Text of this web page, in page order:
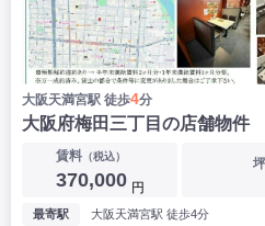
大阪天満宮駅 徒歩4分
大阪府梅田三丁目の店舗物件
賃料（税込）
370,000 円
最寄駅
大阪天満宮駅 徒歩4分